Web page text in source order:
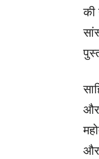
की
और
और